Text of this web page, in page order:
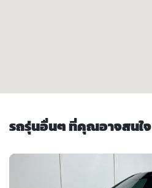
รถรุ่นอื่นๆ ที่คุณอาจสนใจ